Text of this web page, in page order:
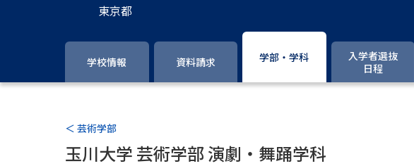
東京都
学校情報 資料請求 学部・学科
入学者選抜
日程
＜ 芸術学部
玉川大学 芸術学部 演劇・舞踊学科